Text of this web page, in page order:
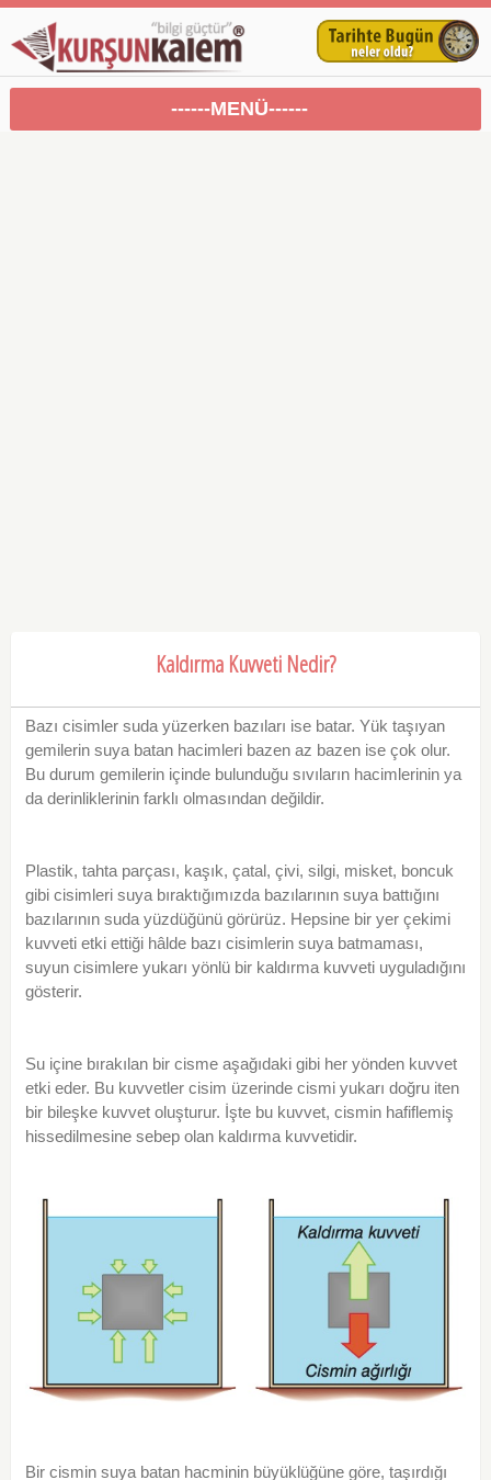
------MENÜ------
Kaldırma Kuvveti Nedir?
Bazı cisimler suda yüzerken bazıları ise batar. Yük taşıyan
gemilerin suya batan hacimleri bazen az bazen ise çok olur.
Bu durum gemilerin içinde bulunduğu sıvıların hacimlerinin ya
da derinliklerinin farklı olmasından değildir.
Plastik, tahta parçası, kaşık, çatal, çivi, silgi, misket, boncuk
gibi cisimleri suya bıraktığımızda bazılarının suya battığını
bazılarının suda yüzdüğünü görürüz. Hepsine bir yer çekimi
kuvveti etki ettiği hâlde bazı cisimlerin suya batmaması,
suyun cisimlere yukarı yönlü bir kaldırma kuvveti uyguladığını
gösterir.
Su içine bırakılan bir cisme aşağıdaki gibi her yönden kuvvet
etki eder. Bu kuvvetler cisim üzerinde cismi yukarı doğru iten
bir bileşke kuvvet oluşturur. İşte bu kuvvet, cismin hafiflemiş
hissedilmesine sebep olan kaldırma kuvvetidir.
Bir cismin suya batan hacminin büyüklüğüne göre, taşırdığı